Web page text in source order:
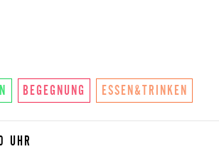
BEGEGNUNG ESSEN&TRINKEN